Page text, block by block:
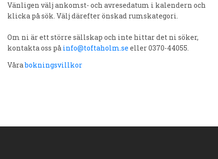
Vänligen välj ankomst- och avresedatum i kalendern och
klicka på sök. Välj därefter önskad rumskategori.
Om ni är ett större sällskap och inte hittar det ni söker,
kontakta oss på info@toftaholm.se eller 0370-44055.
Vårabokningsvillkor